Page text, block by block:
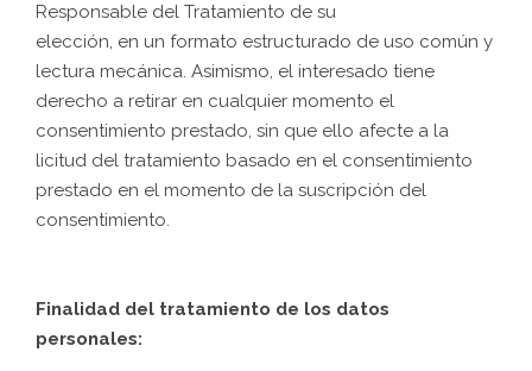
Responsable del Tratamiento de su
elección, en un formato estructurado de uso común y
lectura mecánica. Asimismo, el interesado tiene
derecho a retirar en cualquier momento el
consentimiento prestado, sin que ello afecte a la
licitud del tratamiento basado en el consentimiento
prestado en el momento de la suscripción del
consentimiento.
Finalidad del tratamiento de los datos
personales: